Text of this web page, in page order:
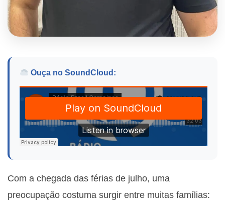
Ouça no SoundCloud:
Com a chegada das férias de julho, uma
preocupação costuma surgir entre muitas famílias: